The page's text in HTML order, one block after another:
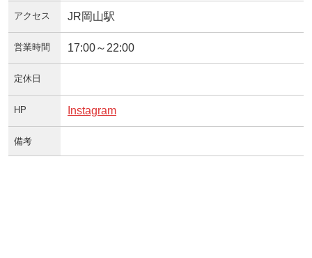
アクセス JR岡山駅
営業時間 17:00～22:00
定休日
HP Instagram
備考